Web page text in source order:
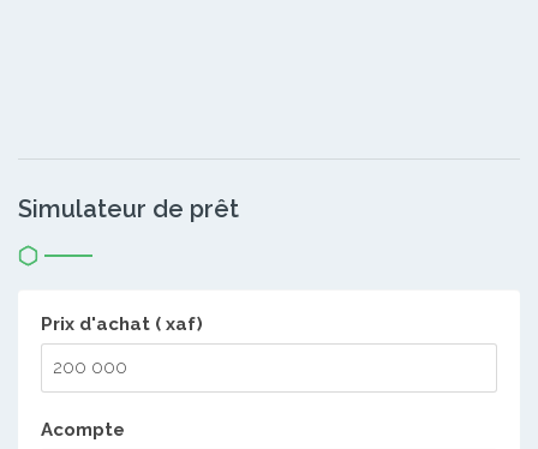
Simulateur de prêt
Prix d'achat ( xaf)
Acompte